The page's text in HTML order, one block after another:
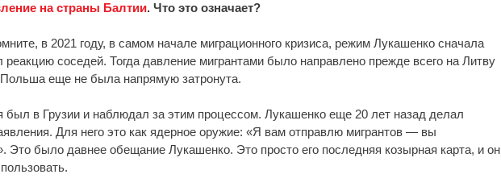
на страны Балтии. Что это означает?
в 2021 году, в самом начале миграционного кризиса, режим Лукашенко сначала
соседей. Тогда давление мигрантами было направлено прежде всего на Литву
еще не была напрямую затронута.
был в Грузии и наблюдал за этим процессом. Лукашенко еще 20 лет назад делал
Для него это как ядерное оружие: «Я вам отправлю мигрантов — вы
Это было давнее обещание Лукашенко. Это просто его последняя козырная карта, и он